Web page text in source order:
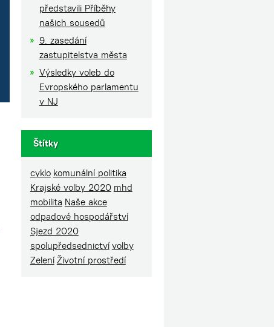
představili Příběhy
našich sousedů
9. zasedání
zastupitelstva města
Výsledky voleb do
Evropského parlamentu
v NJ
Štítky
cyklo komunální politika
Krajské volby 2020 mhd
mobilita Naše akce
odpadové hospodářství
Sjezd 2020
spolupředsednictví volby
Zelení Životní prostředí